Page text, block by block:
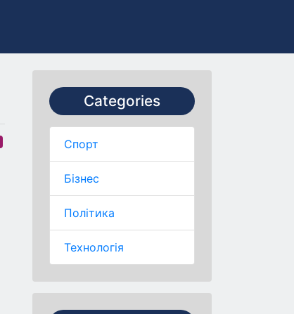
Categories
Спорт
Бізнес
Політика
Технологія